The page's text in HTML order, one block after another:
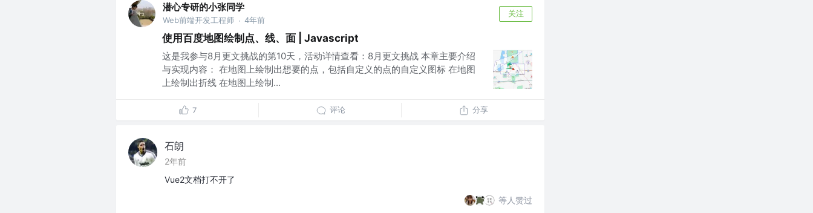
潜心专研的小张同学
Web前端开发工程师 · 4年前
关注
使用百度地图绘制点、线、面 | Javascript
这是我参与8月更文挑战的第10天，活动详情查看：8月更文挑战 本章主要介绍
与实现内容： 在地图上绘制出想要的点，包括自定义的点的自定义图标 在地图
上绘制出折线 在地图上绘制...
7 评论 分享
石朗
2年前
Vue2文档打不开了
等人赞过